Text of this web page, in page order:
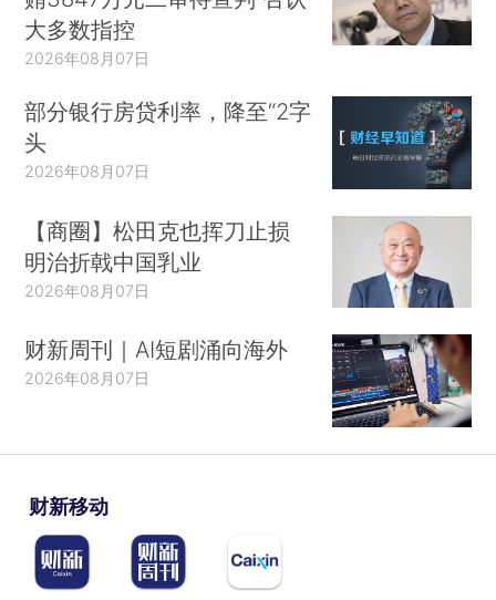
大多数指控
2026年08月07日
部分银行房贷利率，降至“2字
头
2026年08月07日
【商圈】松田克也挥刀止损
明治折戟中国乳业
2026年08月07日
财新周刊｜AI短剧涌向海外
2026年08月07日
财新移动